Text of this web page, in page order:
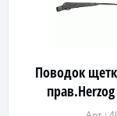
Поводок